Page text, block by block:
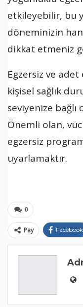
etkileyebilir, bu
döneminizin
dikkat etmeniz
Egzersiz ve
kişisel sağlık
seviyenize
Önemli olan,
egzersiz
uyarlamaktır.
0
Pay Facebook